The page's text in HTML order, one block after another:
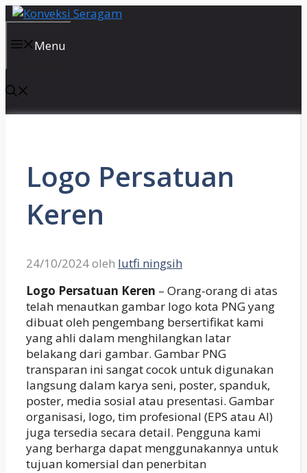
Langsung
isi
Menu
Logo Persatuan
Keren
24/10/2024oleh lutfi ningsih
Logo Persatuan Keren – Orang-orang di atas
telah menautkan gambar logo kota PNG yang
dibuat oleh pengembang bersertifikat kami
yang ahli dalam menghilangkan latar
belakang dari gambar. Gambar PNG
transparan ini sangat cocok untuk digunakan
langsung dalam karya seni, poster, spanduk,
poster, media sosial atau presentasi. Gambar
organisasi, logo, tim profesional (EPS atau AI)
juga tersedia secara detail. Pengguna kami
yang berharga dapat menggunakannya untuk
tujuan komersial dan penerbitan